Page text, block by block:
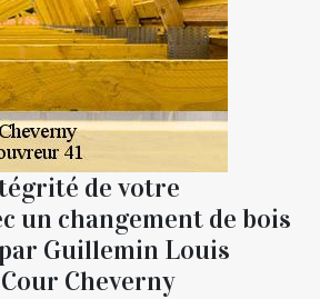
de votre
un changement de bois
Guillemin Louis
Cheverny